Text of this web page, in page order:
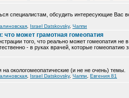
специалистам, обсудить интересующие Вас
Israel Datskovsky, Чаппи
что может грамотная гомеопатия
того, что реально может гомеопатия не
- в руках врачей, которые гомеопатию
окологомеопатические (и не не очень) темы.
Israel Datskovsky, Чаппи Евгения 81